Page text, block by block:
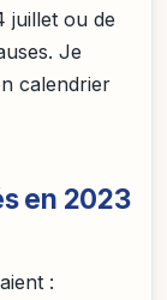
juillet ou de
Je
calendrier
en 2023
: